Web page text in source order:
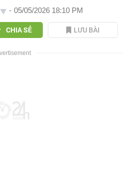
- 05/05/2026 18:10 PM
CHIA SẺ LƯU BÀI